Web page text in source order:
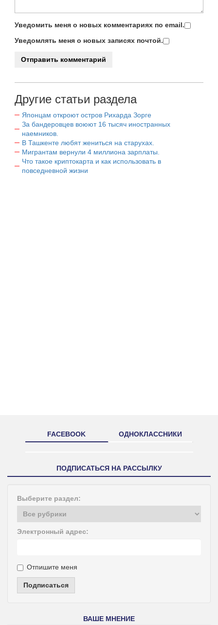
Уведомить меня о новых комментариях по email.
Уведомлять меня о новых записях почтой.
Другие статьи раздела
Японцам откроют остров Рихарда Зорге
За бандеровцев воюют 16 тысяч иностранных
наемников.
В Ташкенте любят жениться на старухах.
Мигрантам вернули 4 миллиона зарплаты.
Что такое криптокарта и как использовать в
повседневной жизни
FACEBOOK ОДНОКЛАССНИКИ
ПОДПИСАТЬСЯ НА РАССЫЛКУ
Выберите раздел:
Электронный адрес:
Отпишите меня
Подписаться
ВАШЕ МНЕНИЕ